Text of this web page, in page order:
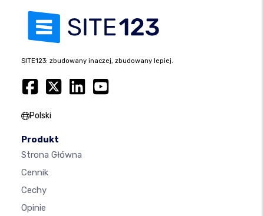
SITE123: zbudowany inaczej, zbudowany lepiej.
Polski
Produkt
Strona Główna
Cennik
Cechy
Opinie